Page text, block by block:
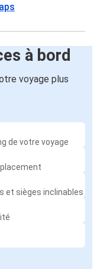
à bord
voyage plus
de votre voyage
et sièges inclinables